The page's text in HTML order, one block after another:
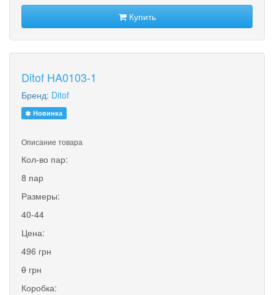
Купить
Ditof HA0103-1
Бренд: Ditof
Новинка
Описание товара
Кол-во пар:
8 пар
Размеры:
40-44
Цена:
496 грн
0 грн
Коробка: